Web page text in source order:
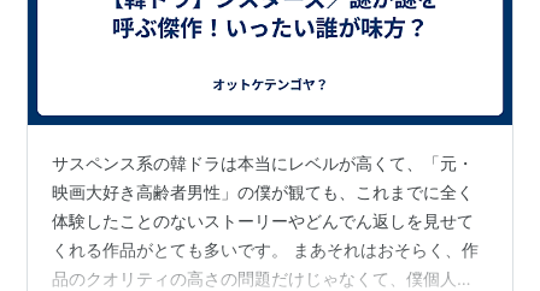
サスペンス系の韓ドラは本当にレベルが高くて、「元・
映画大好き高齢者男性」の僕が観ても、これまでに全く
体験したことのないストーリーやどんでん返しを見せて
くれる作品がとても多いです。 まあそれはおそらく、作
品のクオリティの高さの問題だけじゃなくて、僕個人の